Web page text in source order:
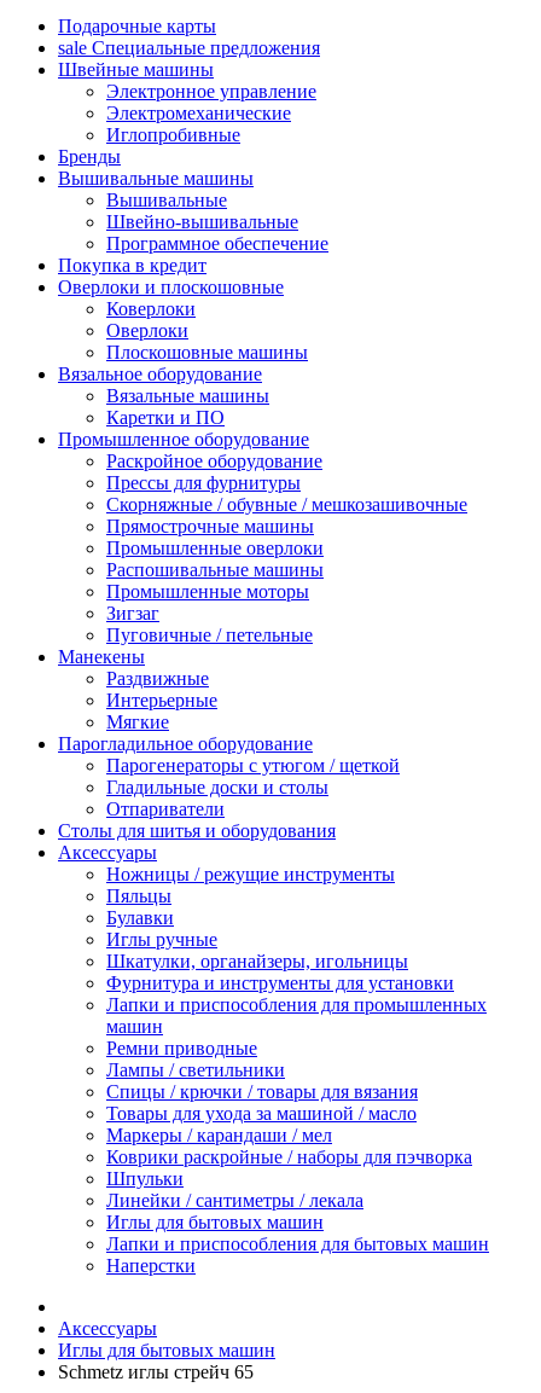
Подарочные карты
sale Специальные предложения
Швейные машины
Электронное управление
Электромеханические
Иглопробивные
Бренды
Вышивальные машины
Вышивальные
Швейно-вышивальные
Программное обеспечение
Покупка в кредит
Оверлоки и плоскошовные
Коверлоки
Оверлоки
Плоскошовные машины
Вязальное оборудование
Вязальные машины
Каретки и ПО
Промышленное оборудование
Раскройное оборудование
Прессы для фурнитуры
Скорняжные / обувные / мешкозашивочные
Прямострочные машины
Промышленные оверлоки
Распошивальные машины
Промышленные моторы
Зигзаг
Пуговичные / петельные
Манекены
Раздвижные
Интерьерные
Мягкие
Парогладильное оборудование
Парогенераторы с утюгом / щеткой
Гладильные доски и столы
Отпариватели
Столы для шитья и оборудования
Аксессуары
Ножницы / режущие инструменты
Пяльцы
Булавки
Иглы ручные
Шкатулки, органайзеры, игольницы
Фурнитура и инструменты для установки
Лапки и приспособления для промышленных
машин
Ремни приводные
Лампы / светильники
Спицы / крючки / товары для вязания
Товары для ухода за машиной / масло
Маркеры / карандаши / мел
Коврики раскройные / наборы для пэчворка
Шпульки
Линейки / сантиметры / лекала
Иглы для бытовых машин
Лапки и приспособления для бытовых машин
Наперстки
Аксессуары
Иглы для бытовых машин
Schmetz иглы стрейч 65